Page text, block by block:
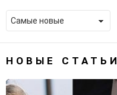
НОВЫЕ СТАТЬИ